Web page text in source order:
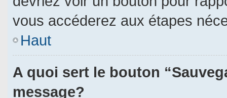
vous accéderez aux étapes
Haut
A quoi sert le bouton
message?